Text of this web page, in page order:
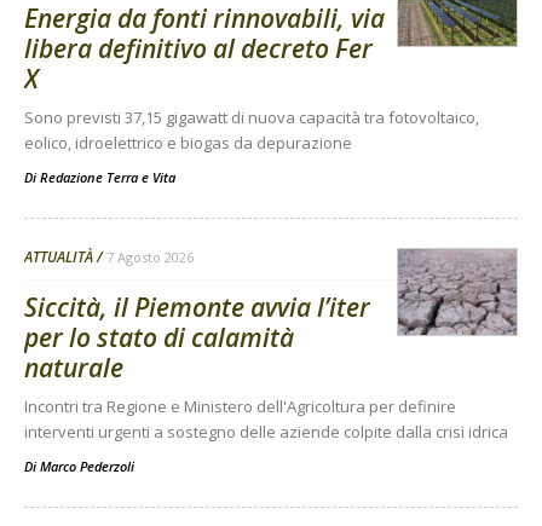
Energia da fonti rinnovabili, via
libera definitivo al decreto Fer
X
Sono previsti 37,15 gigawatt di nuova capacità tra fotovoltaico,
eolico, idroelettrico e biogas da depurazione
Di Redazione Terra e Vita
ATTUALITÀ 7 Agosto 2026
Siccità, il Piemonte avvia l’iter
per lo stato di calamità
naturale
Incontri tra Regione e Ministero dell'Agricoltura per definire
interventi urgenti a sostegno delle aziende colpite dalla crisi idrica
Di Marco Pederzoli